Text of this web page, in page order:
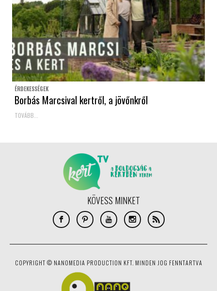
ÉRDEKESSÉGEK
Borbás Marcsival kertről, a jövőnkről
TOVÁBB...
KÖVESS MINKET
COPYRIGHT © NANOMEDIA PRODUCTION KFT. MINDEN JOG FENNTARTVA